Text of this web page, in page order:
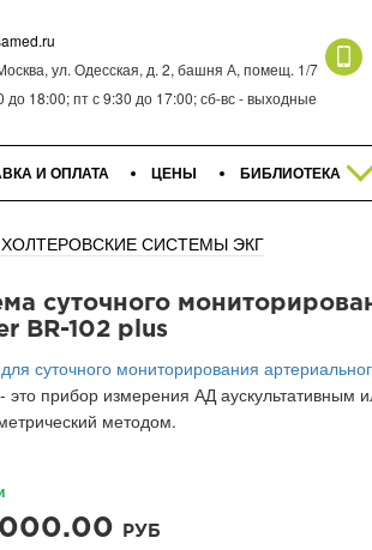
ул. Одесская, д. 2, башня А, помещ. 1/7
до 18:00; пт с 9:30 до 17:00; сб-вс - выходные
И ОПЛАТА ЦЕНЫ БИБЛИОТЕКА
СИСТЕМЫ ЭКГ
суточного
BR-102 plus
суточного мониторирования
это прибор измерения АД аускультативным
методом.
РУБ